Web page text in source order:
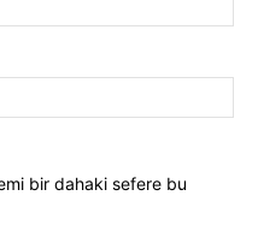
bir dahaki sefere bu